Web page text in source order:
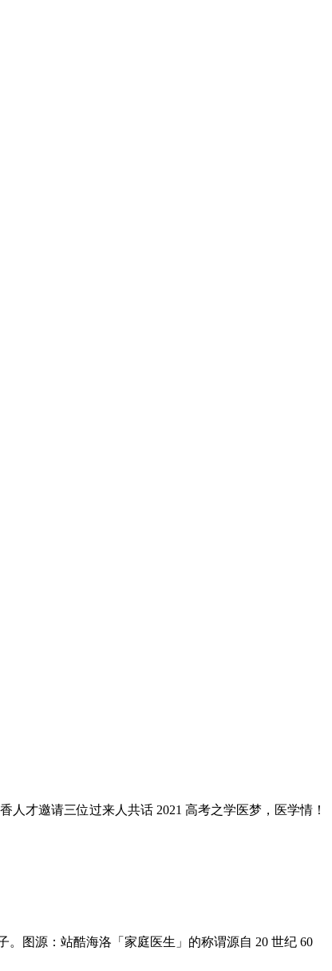
才邀请三位过来人共话 2021 高考之学医梦，医学情！
图源：站酷海洛「家庭医生」的称谓源自 20 世纪 60